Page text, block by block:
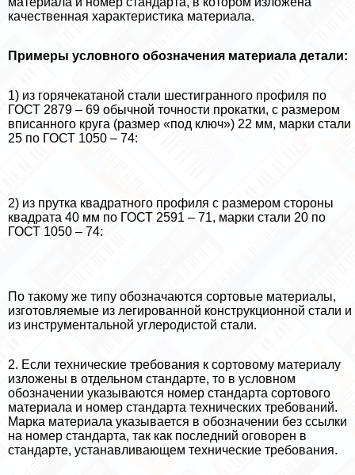
качественная хаpaктеристика материала.
Примеры условного обозначения материала детали:
1) из горячекатаной стали шестигранного профиля по
ГОСТ 2879 – 69 обычной точности прокатки, с размером
вписанного круга (размер «под ключ») 22 мм, марки стали
25 по ГОСТ 1050 – 74:
2) из прутка квадратного профиля с размером стороны
квадрата 40 мм по ГОСТ 2591 – 71, марки стали 20 по
ГОСТ 1050 – 74:
По такому же типу обозначаются сортовые материалы,
изготовляемые из легированной конструкционной стали и
из инструментальной углеродистой стали.
2. Если технические требования к сортовому материалу
изложены в отдельном стандарте, то в условном
обозначении указываются номер стандарта сортового
материала и номер стандарта технических требований.
Марка материала указывается в обозначении без ссылки
на номер стандарта, так как последний оговорен в
стандарте, устанавливающем технические требования.